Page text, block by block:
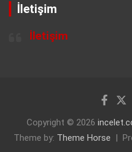
İletişim
İletişim
Copyright © 2026
Theme by: Theme Horse